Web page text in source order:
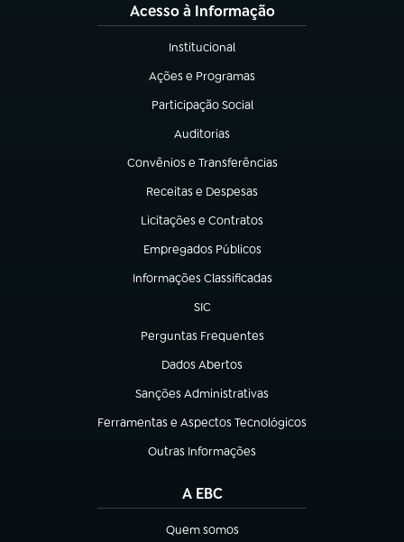
Acesso à Informação
Institucional
(abre em nova aba)
Ações e Programas
(abre em nova aba)
Participação Social
(abre em nova aba)
Auditorias
(abre em nova aba)
Convênios e Transferências
(abre em nova aba)
Receitas e Despesas
(abre em nova aba)
Licitações e Contratos
(abre em nova aba)
Empregados Públicos
(abre em nova aba)
Informações Classificadas
(abre em nova aba)
SIC
(abre em nova aba)
Perguntas Frequentes
(abre em nova aba)
Dados Abertos
(abre em nova aba)
Sanções Administrativas
(abre em nova aba)
Ferramentas e Aspectos Tecnológicos
(abre em nova aba)
Outras Informações
(abre em nova aba)
A EBC
Quem somos
(abre em nova aba)